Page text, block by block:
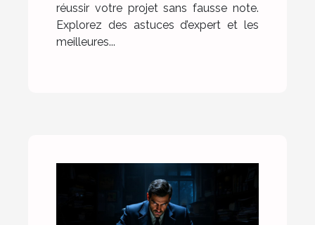
réussir votre projet sans fausse note.
Explorez des astuces d’expert et les
meilleures...